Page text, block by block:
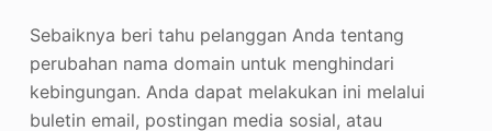
Sebaiknya beri tahu pelanggan Anda tentang
perubahan nama domain untuk menghindari
kebingungan. Anda dapat melakukan ini melalui
buletin email, postingan media sosial, atau